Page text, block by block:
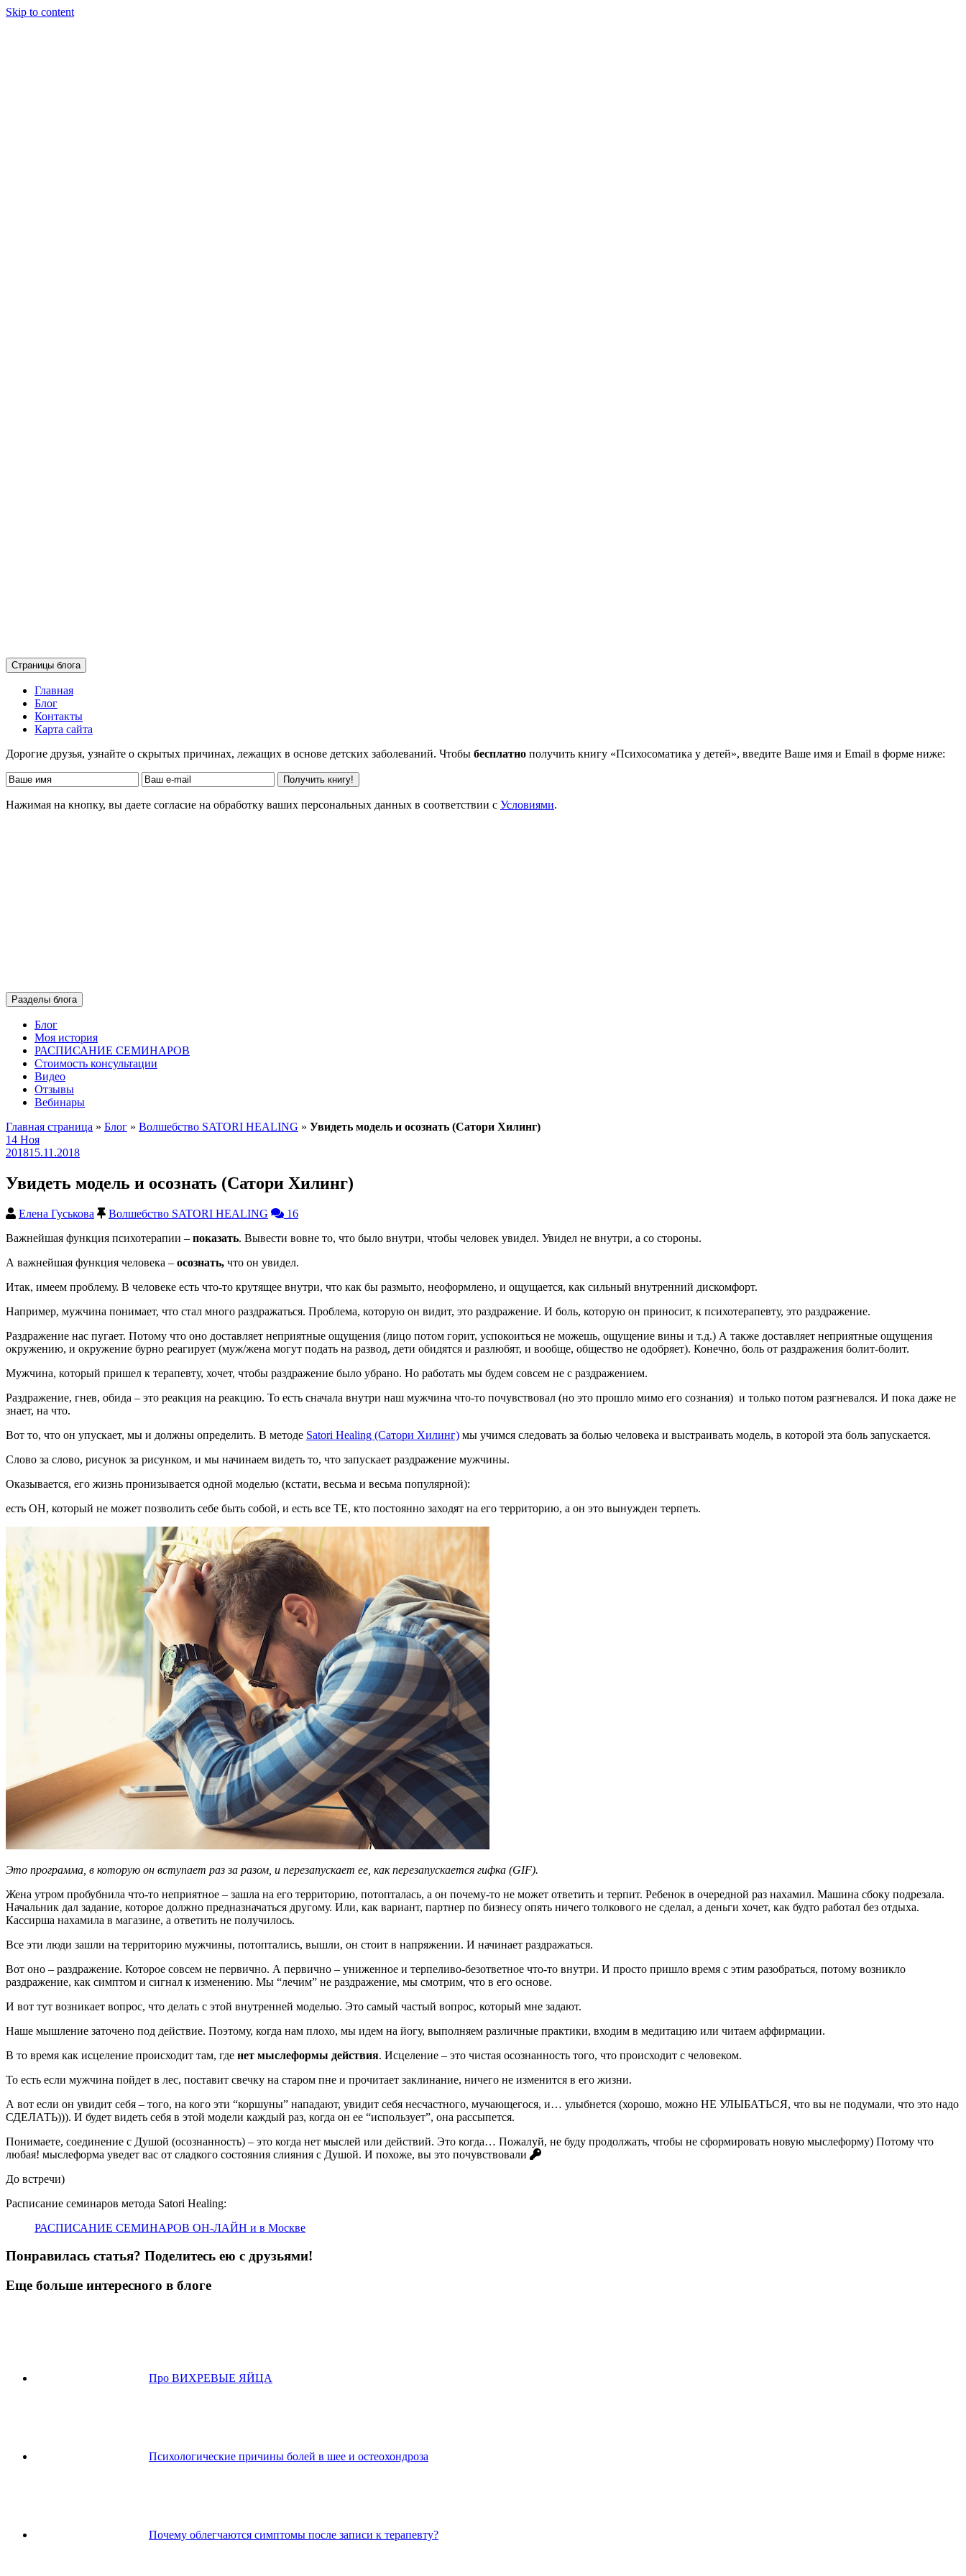
Skip to content
Страницы блога
Главная
Блог
Контакты
Карта сайта
Дорогие друзья, узнайте о скрытых причинах, лежащих в основе детских заболеваний. Чтобы бесплатно получить книгу «Психосоматика у детей», введите Ваше имя и Email в форме ниже:
Нажимая на кнопку, вы даете согласие на обработку ваших персональных данных в соответствии с Условиями.
Разделы блога
Блог
Моя история
РАСПИСАНИЕ СЕМИНАРОВ
Стоимость консультации
Видео
Отзывы
Вебинары
Главная страница » Блог » Волшебство SATORI HEALING » Увидеть модель и осознать (Сатори Хилинг)
14 Ноя
201815.11.2018
Увидеть модель и осознать (Сатори Хилинг)
Елена Гуськова Волшебство SATORI HEALING
16
Важнейшая функция психотерапии – показать. Вывести вовне то, что было внутри, чтобы человек увидел. Увидел не внутри, а со стороны.
А важнейшая функция человека – осознать, что он увидел.
Итак, имеем проблему. В человеке есть что-то крутящее внутри, что как бы размыто, неоформлено, и ощущается, как сильный внутренний дискомфорт.
Например, мужчина понимает, что стал много раздражаться. Проблема, которую он видит, это раздражение. И боль, которую он приносит, к психотерапевту, это раздражение.
Раздражение нас пугает. Потому что оно доставляет неприятные ощущения (лицо потом горит, успокоиться не можешь, ощущение вины и т.д.) А также доставляет неприятные ощущения
окружению, и окружение бурно реагирует (муж/жена могут подать на развод, дети обидятся и разлюбят, и вообще, общество не одобряет). Конечно, боль от раздражения болит-болит.
Мужчина, который пришел к терапевту, хочет, чтобы раздражение было убрано. Но работать мы будем совсем не с раздражением.
Раздражение, гнев, обида – это реакция на реакцию. То есть сначала внутри наш мужчина что-то почувствовал (но это прошло мимо его сознания) и только потом разгневался. И пока даже не
знает, на что.
Вот то, что он упускает, мы и должны определить. В методе Satori Healing (Сатори Хилинг) мы учимся следовать за болью человека и выстраивать модель, в которой эта боль запускается.
Слово за слово, рисунок за рисунком, и мы начинаем видеть то, что запускает раздражение мужчины.
Оказывается, его жизнь пронизывается одной моделью (кстати, весьма и весьма популярной):
есть ОН, который не может позволить себе быть собой, и есть все ТЕ, кто постоянно заходят на его территорию, а он это вынужден терпеть.
Это программа, в которую он вступает раз за разом, и перезапускает ее, как перезапускается гифка (GIF).
Жена утром пробубнила что-то неприятное – зашла на его территорию, потопталась, а он почему-то не может ответить и терпит. Ребенок в очередной раз нахамил. Машина сбоку подрезала.
Начальник дал задание, которое должно предназначаться другому. Или, как вариант, партнер по бизнесу опять ничего толкового не сделал, а деньги хочет, как будто работал без отдыха.
Кассирша нахамила в магазине, а ответить не получилось.
Все эти люди зашли на территорию мужчины, потоптались, вышли, он стоит в напряжении. И начинает раздражаться.
Вот оно – раздражение. Которое совсем не первично. А первично – униженное и терпеливо-безответное что-то внутри. И просто пришло время с этим разобраться, потому возникло
раздражение, как симптом и сигнал к изменению. Мы “лечим” не раздражение, мы смотрим, что в его основе.
И вот тут возникает вопрос, что делать с этой внутренней моделью. Это самый частый вопрос, который мне задают.
Наше мышление заточено под действие. Поэтому, когда нам плохо, мы идем на йогу, выполняем различные практики, входим в медитацию или читаем аффирмации.
В то время как исцеление происходит там, где нет мыслеформы действия. Исцеление – это чистая осознанность того, что происходит с человеком.
То есть если мужчина пойдет в лес, поставит свечку на старом пне и прочитает заклинание, ничего не изменится в его жизни.
А вот если он увидит себя – того, на кого эти “коршуны” нападают, увидит себя несчастного, мучающегося, и… улыбнется (хорошо, можно НЕ УЛЫБАТЬСЯ, что вы не подумали, что это надо
СДЕЛАТЬ))). И будет видеть себя в этой модели каждый раз, когда он ее “использует”, она рассыпется.
Понимаете, соединение с Душой (осознанность) – это когда нет мыслей или действий. Это когда… Пожалуй, не буду продолжать, чтобы не сформировать новую мыслеформу) Потому что
любая! мыслеформа уведет вас от сладкого состояния слияния с Душой. И похоже, вы это почувствовали
До встречи)
Расписание семинаров метода Satori Healing:
РАСПИСАНИЕ СЕМИНАРОВ ОН-ЛАЙН и в Москве
Понравилась статья? Поделитесь ею с друзьями!
Еще больше интересного в блоге
Про ВИХРЕВЫЕ ЯЙЦА
Психологические причины болей в шее и остеохондроза
Почему облегчаются симптомы после записи к терапевту?